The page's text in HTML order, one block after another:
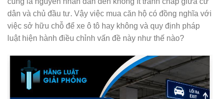
dân và chủ đầu tư. Vậy việc mua căn hộ có đồng nghĩa với
việc sở hữu chỗ để xe ô tô hay không và quy định pháp
luật hiện hành điều chỉnh vấn đề này như thế nào?